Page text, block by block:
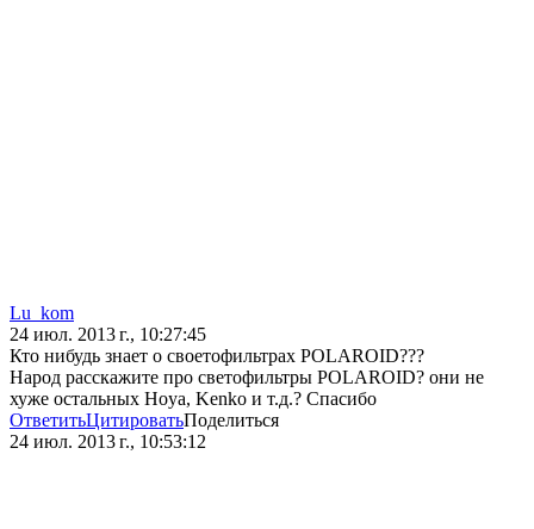
Lu_kom
24 июл. 2013 г., 10:27:45
Кто нибудь знает о своетофильтрах POLAROID???
Народ расскажите про светофильтры POLAROID? они не
хуже остальных Hoya, Kenko и т.д.? Спасибо
ОтветитьЦитироватьПоделиться
24 июл. 2013 г., 10:53:12